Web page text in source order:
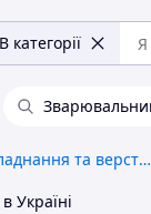
В категорії
Промислове обладнання та верстати
в Україні